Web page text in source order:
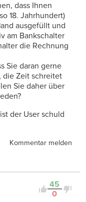
dass Ihnen
18. Jahrhundert)
ausgefüllt und
am Bankschalter
die Rechnung
Sie daran gerne
die Zeit schreitet
Sie daher über
der User schuld
Kommentar melden
45
0